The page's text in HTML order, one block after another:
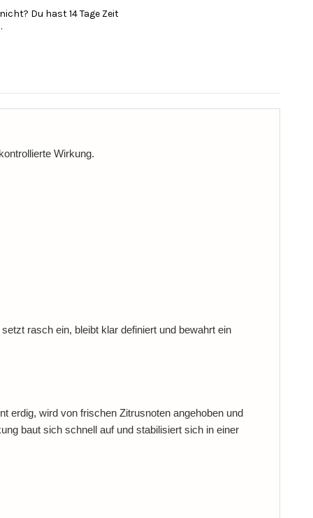
Du hast 14 Tage Zeit
Wirkung.
rasch ein, bleibt klar definiert und bewahrt ein
erdig, wird von frischen Zitrusnoten angehoben und
baut sich schnell auf und stabilisiert sich in einer